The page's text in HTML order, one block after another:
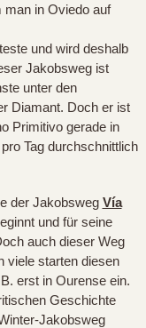
in Oviedo auf
und wird deshalb
Jakobsweg ist
unter den
Diamant. Doch er ist
Primitivo gerade in
Tag durchschnittlich
der Jakobsweg Vía
und für seine
auch dieser Weg
viele starten diesen
erst in Ourense ein.
Geschichte
Jakobsweg